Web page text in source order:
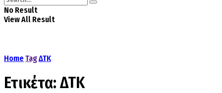
No Result
View All Result
Home TagΔΤΚ
Ετικέτα: ΔΤΚ